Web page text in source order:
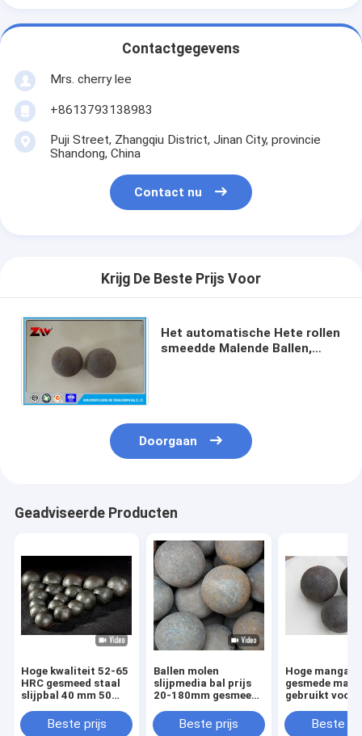
Contactgegevens
Mrs. cherry lee
+8613793138983
Puji Street, Zhangqiu District, Jinan City, provincie
Shandong, China
Contact nu
Krijg De Beste Prijs Voor
Het automatische Hete rollen
smeedde Malende Ballen,
Doorgaan
Geadviseerde Producten
Hoge kwaliteit 52-65
HRC gesmeed staal
slijpbal 40 mm 50
slijpbalBeste prijs
Ballen molen
slijpmedia bal prijs
20-180mm gesmeed
voor de mijnbouw
cement slijpen
Beste prijs
Hoge
gesmede
gebruikt voor
kogelmolen
Beste